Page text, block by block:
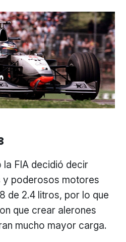
la FIA decidió decir
y poderosos motores
de 2.4 litros, por lo que
que crear alerones
mucho mayor carga.